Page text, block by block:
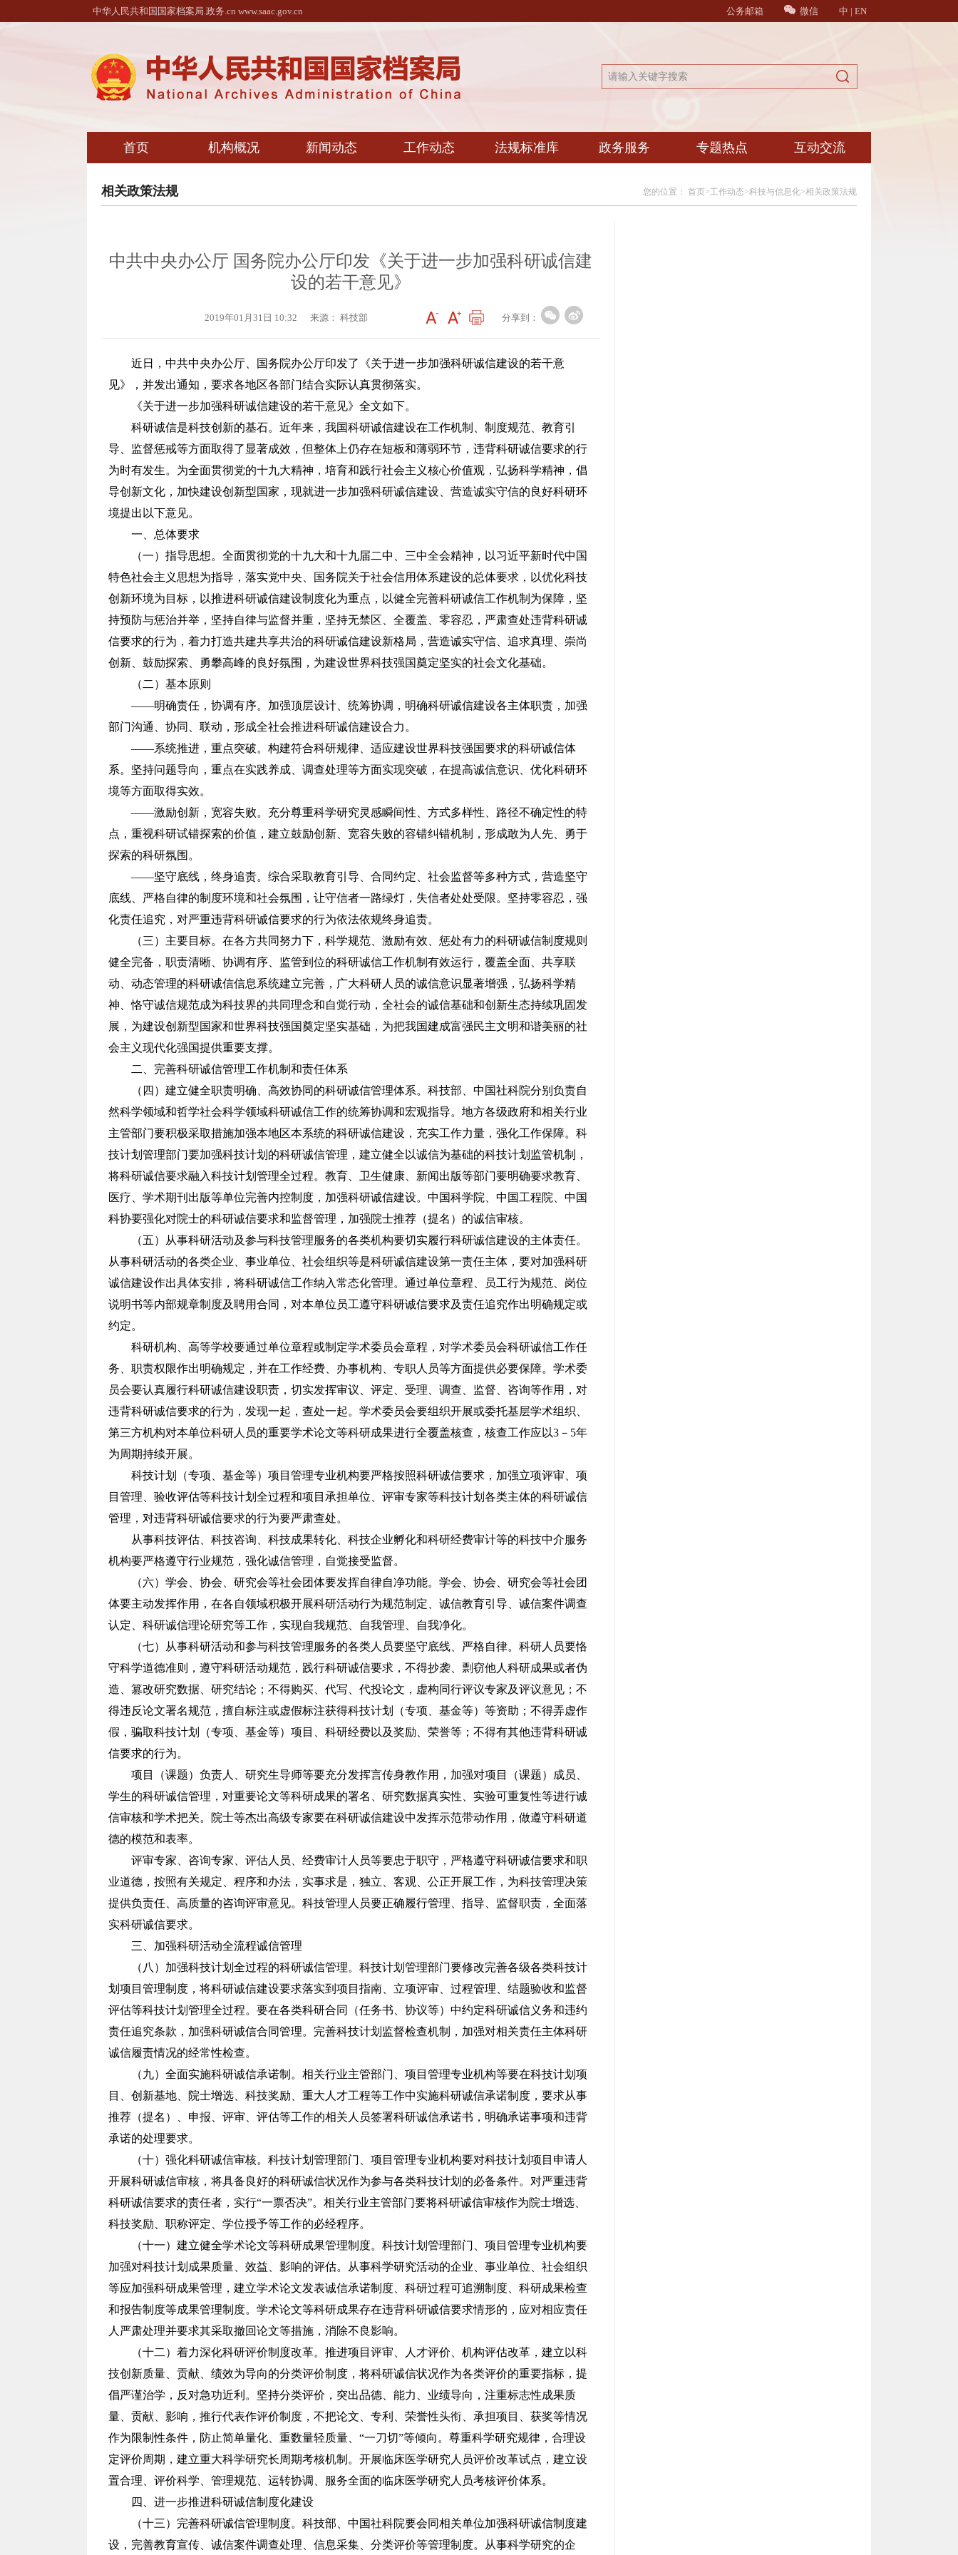
中华人民共和国国家档案局.政务.cn www.saac.gov.cn 公务邮箱 微信 中 | EN
首页 机构概况 新闻动态 工作动态 法规标准库 政务服务 专题热点 互动交流
您的位置： 首页>工作动态>科技与信息化>相关政策法规
相关政策法规
中共中央办公厅 国务院办公厅印发《关于进一步加强科研诚信建
设的若干意见》
2019年01月31日 10:32 来源： 科技部 分享到：
近日，中共中央办公厅、国务院办公厅印发了《关于进一步加强科研诚信建设的若干意
见》，并发出通知，要求各地区各部门结合实际认真贯彻落实。
《关于进一步加强科研诚信建设的若干意见》全文如下。
科研诚信是科技创新的基石。近年来，我国科研诚信建设在工作机制、制度规范、教育引
导、监督惩戒等方面取得了显著成效，但整体上仍存在短板和薄弱环节，违背科研诚信要求的行
为时有发生。为全面贯彻党的十九大精神，培育和践行社会主义核心价值观，弘扬科学精神，倡
导创新文化，加快建设创新型国家，现就进一步加强科研诚信建设、营造诚实守信的良好科研环
境提出以下意见。
一、总体要求
（一）指导思想。全面贯彻党的十九大和十九届二中、三中全会精神，以习近平新时代中国
特色社会主义思想为指导，落实党中央、国务院关于社会信用体系建设的总体要求，以优化科技
创新环境为目标，以推进科研诚信建设制度化为重点，以健全完善科研诚信工作机制为保障，坚
持预防与惩治并举，坚持自律与监督并重，坚持无禁区、全覆盖、零容忍，严肃查处违背科研诚
信要求的行为，着力打造共建共享共治的科研诚信建设新格局，营造诚实守信、追求真理、崇尚
创新、鼓励探索、勇攀高峰的良好氛围，为建设世界科技强国奠定坚实的社会文化基础。
（二）基本原则
——明确责任，协调有序。加强顶层设计、统筹协调，明确科研诚信建设各主体职责，加强
部门沟通、协同、联动，形成全社会推进科研诚信建设合力。
——系统推进，重点突破。构建符合科研规律、适应建设世界科技强国要求的科研诚信体
系。坚持问题导向，重点在实践养成、调查处理等方面实现突破，在提高诚信意识、优化科研环
境等方面取得实效。
——激励创新，宽容失败。充分尊重科学研究灵感瞬间性、方式多样性、路径不确定性的特
点，重视科研试错探索的价值，建立鼓励创新、宽容失败的容错纠错机制，形成敢为人先、勇于
探索的科研氛围。
——坚守底线，终身追责。综合采取教育引导、合同约定、社会监督等多种方式，营造坚守
底线、严格自律的制度环境和社会氛围，让守信者一路绿灯，失信者处处受限。坚持零容忍，强
化责任追究，对严重违背科研诚信要求的行为依法依规终身追责。
（三）主要目标。在各方共同努力下，科学规范、激励有效、惩处有力的科研诚信制度规则
健全完备，职责清晰、协调有序、监管到位的科研诚信工作机制有效运行，覆盖全面、共享联
动、动态管理的科研诚信信息系统建立完善，广大科研人员的诚信意识显著增强，弘扬科学精
神、恪守诚信规范成为科技界的共同理念和自觉行动，全社会的诚信基础和创新生态持续巩固发
展，为建设创新型国家和世界科技强国奠定坚实基础，为把我国建成富强民主文明和谐美丽的社
会主义现代化强国提供重要支撑。
二、完善科研诚信管理工作机制和责任体系
（四）建立健全职责明确、高效协同的科研诚信管理体系。科技部、中国社科院分别负责自
然科学领域和哲学社会科学领域科研诚信工作的统筹协调和宏观指导。地方各级政府和相关行业
主管部门要积极采取措施加强本地区本系统的科研诚信建设，充实工作力量，强化工作保障。科
技计划管理部门要加强科技计划的科研诚信管理，建立健全以诚信为基础的科技计划监管机制，
将科研诚信要求融入科技计划管理全过程。教育、卫生健康、新闻出版等部门要明确要求教育、
医疗、学术期刊出版等单位完善内控制度，加强科研诚信建设。中国科学院、中国工程院、中国
科协要强化对院士的科研诚信要求和监督管理，加强院士推荐（提名）的诚信审核。
（五）从事科研活动及参与科技管理服务的各类机构要切实履行科研诚信建设的主体责任。
从事科研活动的各类企业、事业单位、社会组织等是科研诚信建设第一责任主体，要对加强科研
诚信建设作出具体安排，将科研诚信工作纳入常态化管理。通过单位章程、员工行为规范、岗位
说明书等内部规章制度及聘用合同，对本单位员工遵守科研诚信要求及责任追究作出明确规定或
约定。
科研机构、高等学校要通过单位章程或制定学术委员会章程，对学术委员会科研诚信工作任
务、职责权限作出明确规定，并在工作经费、办事机构、专职人员等方面提供必要保障。学术委
员会要认真履行科研诚信建设职责，切实发挥审议、评定、受理、调查、监督、咨询等作用，对
违背科研诚信要求的行为，发现一起，查处一起。学术委员会要组织开展或委托基层学术组织、
第三方机构对本单位科研人员的重要学术论文等科研成果进行全覆盖核查，核查工作应以3－5年
为周期持续开展。
科技计划（专项、基金等）项目管理专业机构要严格按照科研诚信要求，加强立项评审、项
目管理、验收评估等科技计划全过程和项目承担单位、评审专家等科技计划各类主体的科研诚信
管理，对违背科研诚信要求的行为要严肃查处。
从事科技评估、科技咨询、科技成果转化、科技企业孵化和科研经费审计等的科技中介服务
机构要严格遵守行业规范，强化诚信管理，自觉接受监督。
（六）学会、协会、研究会等社会团体要发挥自律自净功能。学会、协会、研究会等社会团
体要主动发挥作用，在各自领域积极开展科研活动行为规范制定、诚信教育引导、诚信案件调查
认定、科研诚信理论研究等工作，实现自我规范、自我管理、自我净化。
（七）从事科研活动和参与科技管理服务的各类人员要坚守底线、严格自律。科研人员要恪
守科学道德准则，遵守科研活动规范，践行科研诚信要求，不得抄袭、剽窃他人科研成果或者伪
造、篡改研究数据、研究结论；不得购买、代写、代投论文，虚构同行评议专家及评议意见；不
得违反论文署名规范，擅自标注或虚假标注获得科技计划（专项、基金等）等资助；不得弄虚作
假，骗取科技计划（专项、基金等）项目、科研经费以及奖励、荣誉等；不得有其他违背科研诚
信要求的行为。
项目（课题）负责人、研究生导师等要充分发挥言传身教作用，加强对项目（课题）成员、
学生的科研诚信管理，对重要论文等科研成果的署名、研究数据真实性、实验可重复性等进行诚
信审核和学术把关。院士等杰出高级专家要在科研诚信建设中发挥示范带动作用，做遵守科研道
德的模范和表率。
评审专家、咨询专家、评估人员、经费审计人员等要忠于职守，严格遵守科研诚信要求和职
业道德，按照有关规定、程序和办法，实事求是，独立、客观、公正开展工作，为科技管理决策
提供负责任、高质量的咨询评审意见。科技管理人员要正确履行管理、指导、监督职责，全面落
实科研诚信要求。
三、加强科研活动全流程诚信管理
（八）加强科技计划全过程的科研诚信管理。科技计划管理部门要修改完善各级各类科技计
划项目管理制度，将科研诚信建设要求落实到项目指南、立项评审、过程管理、结题验收和监督
评估等科技计划管理全过程。要在各类科研合同（任务书、协议等）中约定科研诚信义务和违约
责任追究条款，加强科研诚信合同管理。完善科技计划监督检查机制，加强对相关责任主体科研
诚信履责情况的经常性检查。
（九）全面实施科研诚信承诺制。相关行业主管部门、项目管理专业机构等要在科技计划项
目、创新基地、院士增选、科技奖励、重大人才工程等工作中实施科研诚信承诺制度，要求从事
推荐（提名）、申报、评审、评估等工作的相关人员签署科研诚信承诺书，明确承诺事项和违背
承诺的处理要求。
（十）强化科研诚信审核。科技计划管理部门、项目管理专业机构要对科技计划项目申请人
开展科研诚信审核，将具备良好的科研诚信状况作为参与各类科技计划的必备条件。对严重违背
科研诚信要求的责任者，实行“一票否决”。相关行业主管部门要将科研诚信审核作为院士增选、
科技奖励、职称评定、学位授予等工作的必经程序。
（十一）建立健全学术论文等科研成果管理制度。科技计划管理部门、项目管理专业机构要
加强对科技计划成果质量、效益、影响的评估。从事科学研究活动的企业、事业单位、社会组织
等应加强科研成果管理，建立学术论文发表诚信承诺制度、科研过程可追溯制度、科研成果检查
和报告制度等成果管理制度。学术论文等科研成果存在违背科研诚信要求情形的，应对相应责任
人严肃处理并要求其采取撤回论文等措施，消除不良影响。
（十二）着力深化科研评价制度改革。推进项目评审、人才评价、机构评估改革，建立以科
技创新质量、贡献、绩效为导向的分类评价制度，将科研诚信状况作为各类评价的重要指标，提
倡严谨治学，反对急功近利。坚持分类评价，突出品德、能力、业绩导向，注重标志性成果质
量、贡献、影响，推行代表作评价制度，不把论文、专利、荣誉性头衔、承担项目、获奖等情况
作为限制性条件，防止简单量化、重数量轻质量、“一刀切”等倾向。尊重科学研究规律，合理设
定评价周期，建立重大科学研究长周期考核机制。开展临床医学研究人员评价改革试点，建立设
置合理、评价科学、管理规范、运转协调、服务全面的临床医学研究人员考核评价体系。
四、进一步推进科研诚信制度化建设
（十三）完善科研诚信管理制度。科技部、中国社科院要会同相关单位加强科研诚信制度建
设，完善教育宣传、诚信案件调查处理、信息采集、分类评价等管理制度。从事科学研究的企